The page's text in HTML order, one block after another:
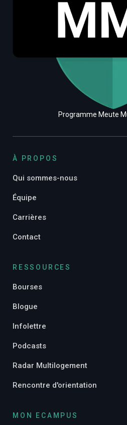
Programme Meute
À PROPOS
Qui sommes-nous
Équipe
Carrières
Contact
RESSOURCES
Bourses
Blogue
Infolettre
Podcasts
Radar Multilogement
Rencontre d'orientation
MON ECAMPUS